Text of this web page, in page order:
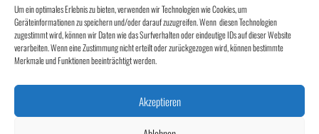
Um ein optimales Erlebnis zu bieten, verwenden wir Technologien wie Cookies, um
Geräteinformationen zu speichern und/oder darauf zuzugreifen. Wenn diesen Technologien
zugestimmt wird, können wir Daten wie das Surfverhalten oder eindeutige IDs auf dieser Website
verarbeiten. Wenn eine Zustimmung nicht erteilt oder zurückgezogen wird, können bestimmte
Merkmale und Funktionen beeinträchtigt werden.
Akzeptieren